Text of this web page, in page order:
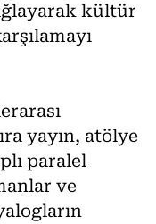
kültür
yayın, atölye
paralel
ve